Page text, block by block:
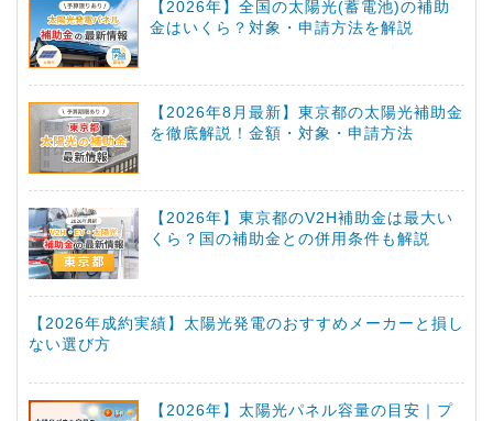
【2026年】全国の太陽光(蓄電池)の補助
金はいくら？対象・申請方法を解説
【2026年8月最新】東京都の太陽光補助金
を徹底解説！金額・対象・申請方法
【2026年】東京都のV2H補助金は最大い
くら？国の補助金との併用条件も解説
【2026年成約実績】太陽光発電のおすすめメーカーと損し
ない選び方
【2026年】太陽光パネル容量の目安｜プ